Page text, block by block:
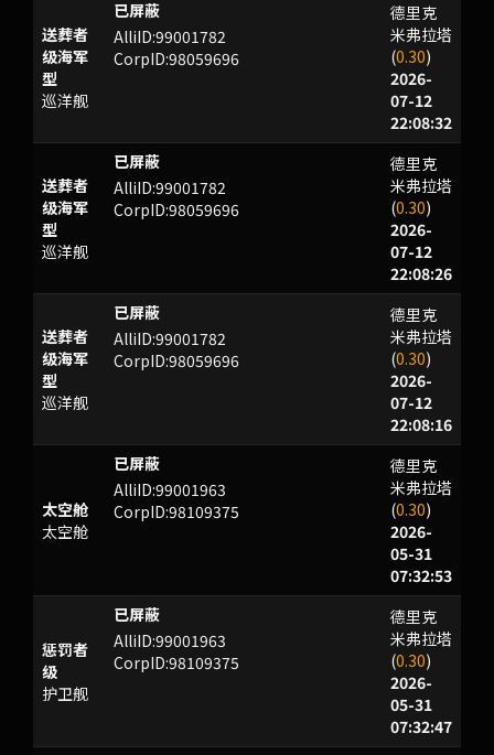
送葬者
级海军
型
巡洋舰
XWTWC
AlliID:99001782
CorpID:98059696
德里克
米弗拉塔
(0.30)
2026-
07-12
22:08:32
送葬者
级海军
型
巡洋舰
FUUNSUCO
AlliID:99001782
CorpID:98059696
德里克
米弗拉塔
(0.30)
2026-
07-12
22:08:26
送葬者
级海军
型
巡洋舰
OMO
AlliID:99001782
CorpID:98059696
德里克
米弗拉塔
(0.30)
2026-
07-12
22:08:16
太空舱
太空舱
rbVL<D2Etfl3V(s
AlliID:99001963
CorpID:98109375
德里克
米弗拉塔
(0.30)
2026-
05-31
07:32:53
惩罚者
级
护卫舰
rbVL<D2Etfl3V(s
AlliID:99001963
CorpID:98109375
德里克
米弗拉塔
(0.30)
2026-
05-31
07:32:47